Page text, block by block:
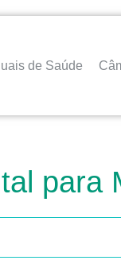
de Saúde
para